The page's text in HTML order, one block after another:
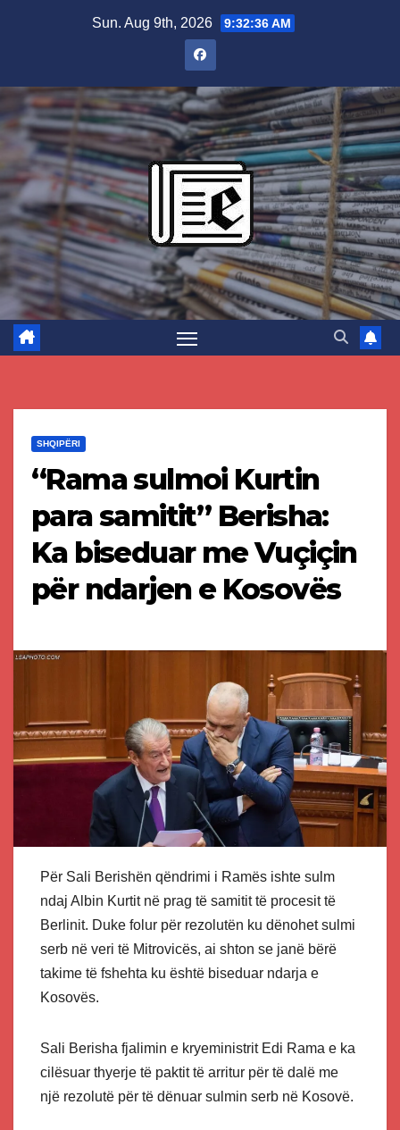
Sun. Aug 9th, 2026 9:32:37 AM
SHQIPËRI
“Rama sulmoi Kurtin
para samitit” Berisha:
Ka biseduar me Vuçiçin
për ndarjen e Kosovës
Për Sali Berishën qëndrimi i Ramës ishte sulm
ndaj Albin Kurtit në prag të samitit të procesit të
Berlinit. Duke folur për rezolutën ku dënohet sulmi
serb në veri të Mitrovicës, ai shton se janë bërë
takime të fshehta ku është biseduar ndarja e
Kosovës.
Sali Berisha fjalimin e kryeministrit Edi Rama e ka
cilësuar thyerje të paktit të arritur për të dalë me
një rezolutë për të dënuar sulmin serb në Kosovë.